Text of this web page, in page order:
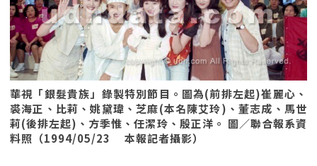
華視「銀髮貴族」錄製特別節目。圖為(前排左起)崔麗心、
裘海正、比莉、姚黛瑋、芝麻(本名陳艾玲)、董志成、馬世
莉(後排左起)、方季惟、任潔玲、殷正洋。 圖／聯合報系資
料照（1994/05/23 本報記者攝影）